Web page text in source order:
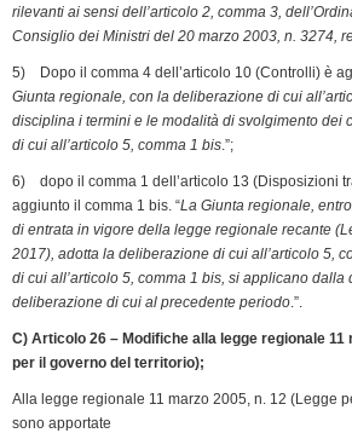
rilevanti ai sensi dell’articolo 2, comma 3,
Consiglio dei Ministri del 20 marzo 2003, n. 3274,
5) Dopo il comma 4 dell’articolo 10 (Controlli) è
Giunta regionale, con la deliberazione di cui
disciplina i termini e le modalità di svolgimento dei
di cui all’articolo 5, comma 1 bis.”;
6) dopo il comma 1 dell’articolo 13 (Disposizioni
aggiunto il comma 1 bis. “La Giunta regionale,
di entrata in vigore della legge regionale recante
2017), adotta la deliberazione di cui all’articolo 5,
di cui all’articolo 5, comma 1 bis, si applicano dalla
deliberazione di cui al precedente periodo.”.
C) Articolo 26 – Modifiche alla legge regionale 11
per il governo del territorio);
Alla legge regionale 11 marzo 2005, n. 12 (Legge
sono apportate